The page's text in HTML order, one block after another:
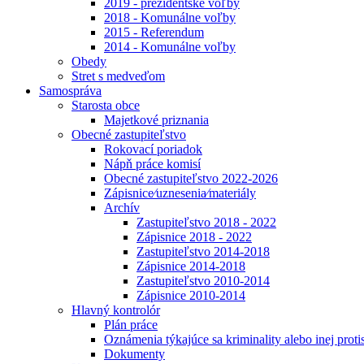
2019 - prezidentské voľby
2018 - Komunálne voľby
2015 - Referendum
2014 - Komunálne voľby
Obedy
Stret s medveďom
Samospráva
Starosta obce
Majetkové priznania
Obecné zastupiteľstvo
Rokovací poriadok
Nápň práce komisí
Obecné zastupiteľstvo 2022-2026
Zápisnice⁄uznesenia⁄materiály
Archív
Zastupiteľstvo 2018 - 2022
Zápisnice 2018 - 2022
Zastupiteľstvo 2014-2018
Zápisnice 2014-2018
Zastupiteľstvo 2010-2014
Zápisnice 2010-2014
Hlavný kontrolór
Plán práce
Oznámenia týkajúce sa kriminality alebo inej
Dokumenty